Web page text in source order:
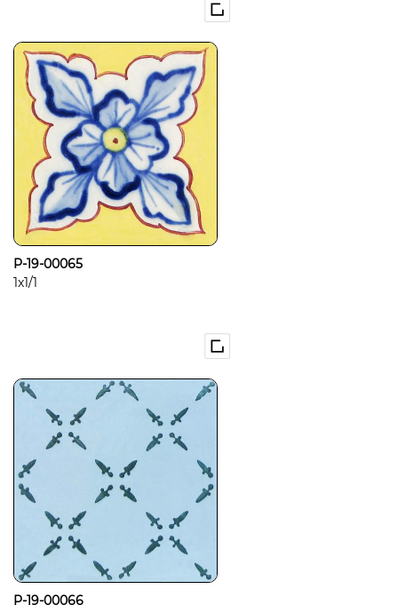
P-19-00065
1x1/1
P-19-00066